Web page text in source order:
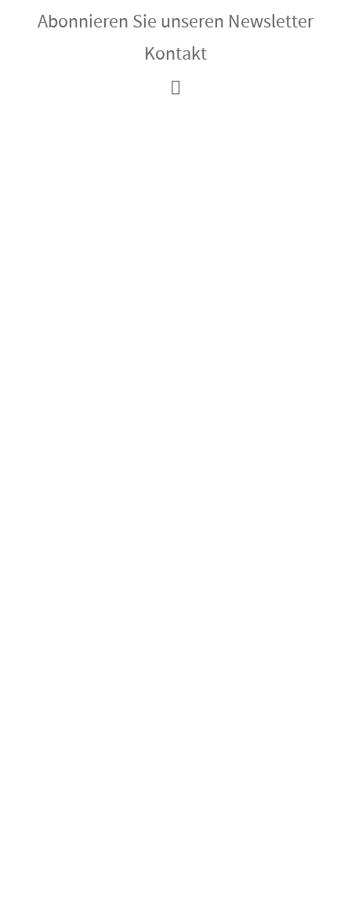
Abonnieren Sie unseren Newsletter
Kontakt